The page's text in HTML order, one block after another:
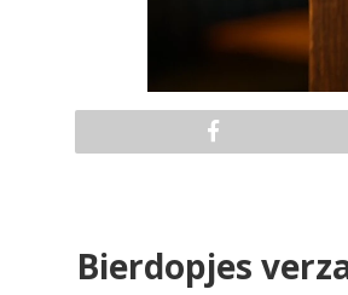
Bierdopjes